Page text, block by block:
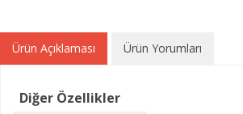
Ürün Açıklaması Ürün Yorumları
Diğer Özellikler